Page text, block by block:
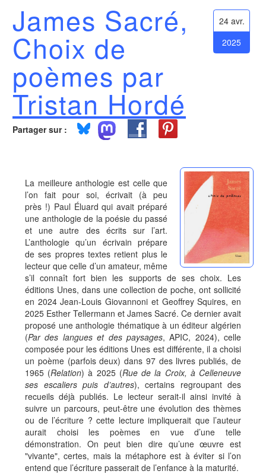
24 avr.
2025
James Sacré,
Choix de
poèmes par
Tristan Hordé
Partager sur :
La meilleure anthologie est celle que
l’on fait pour soi, écrivait (à peu
près !) Paul Éluard qui avait préparé
une anthologie de la poésie du passé
et une autre des écrits sur l’art.
L’anthologie qu’un écrivain prépare
de ses propres textes retient plus le
lecteur que celle d’un amateur, même
s’il connaît fort bien les supports de ses choix. Les
éditions Unes, dans une collection de poche, ont sollicité
en 2024 Jean-Louis Giovannoni et Geoffrey Squires, en
2025 Esther Tellermann et James Sacré. Ce dernier avait
proposé une anthologie thématique à un éditeur algérien
(Par des langues et des paysages, APIC, 2024), celle
composée pour les éditions Unes est différente, il a choisi
un poème (parfois deux) dans 97 des livres publiés, de
1965 (Relation) à 2025 (Rue de la Croix, à Celleneuve
ses escaliers puis d’autres), certains regroupant des
recueils déjà publiés. Le lecteur serait-il ainsi invité à
suivre un parcours, peut-être une évolution des thèmes
ou de l’écriture ? cette lecture impliquerait que l’auteur
aurait choisi les poèmes en vue d’une telle
démonstration. On peut bien dire qu’une œuvre est
"vivante", certes, mais la métaphore est à éviter si l’on
entend que l’écriture passerait de l’enfance à la maturité.